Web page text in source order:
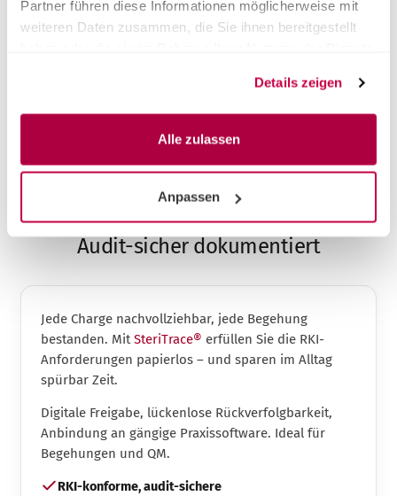
Partner führen diese Informationen möglicherweise mit
weiteren Daten zusammen, die Sie ihnen bereitgestellt
Details zeigen
Alle zulassen
Anpassen
Altgeräts
Installation & Einweisung inklusive
DOKUMENTATION & RECHT
Audit-sicher dokumentiert
Jede Charge nachvollziehbar, jede Begehung
bestanden. MitSteriTrace® erfüllen Sie die RKI-
Anforderungen papierlos – und sparen im Alltag
spürbar Zeit.
Digitale Freigabe, lückenlose Rückverfolgbarkeit,
Anbindung an gängige Praxissoftware. Ideal für
Begehungen und QM.
RKI-konforme, audit-sichere